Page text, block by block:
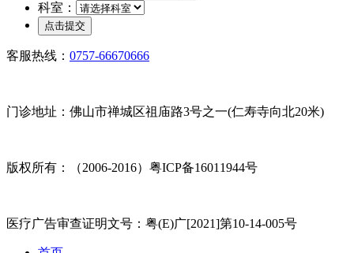
科室：
客服热线： 0757-66670666
门诊地址：佛山市禅城区祖庙路3号之一(仁寿寺向北20米)
版权所有：（2006-2016）粤ICP备16011944号
医疗广告审查证明文号：粤(E)广[2021]第10-14-005号